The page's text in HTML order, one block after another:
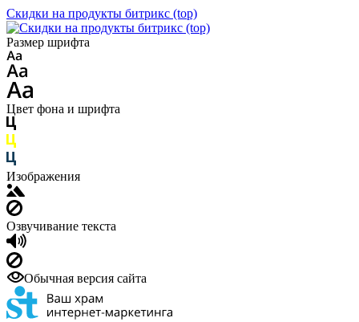
Скидки на продукты битрикс (top)
Размер шрифта
Цвет фона и шрифта
Изображения
Озвучивание текста
Обычная версия сайта